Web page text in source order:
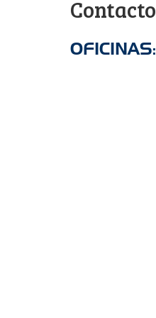
Contacto
OFICINAS: